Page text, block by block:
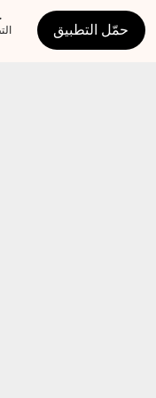
حمّل التطبيق